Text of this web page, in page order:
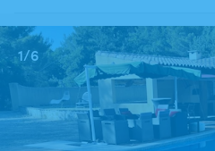
Cette annonce est
1/6